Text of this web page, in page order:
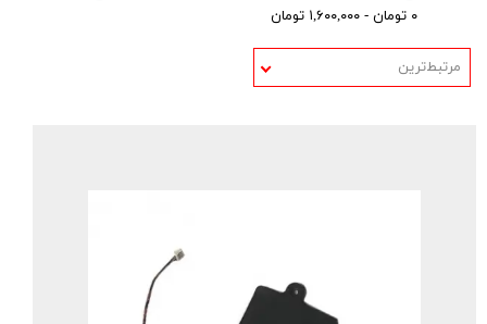
۰ تومان - ۱,۶۰۰,۰۰۰ تومان
مرتبط‌ترین